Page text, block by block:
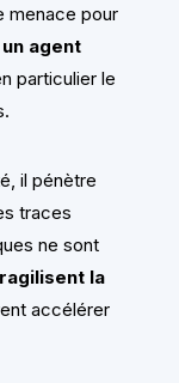
menace pour
agent
particulier le
il pénètre
traces
ne sont
la
accélérer